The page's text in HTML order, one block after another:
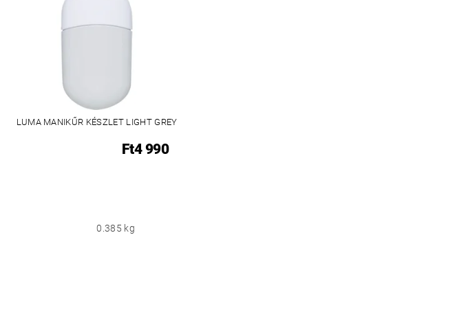
LUMA MANIKŰR KÉSZLET LIGHT GREY
Ft4 990
0.385 kg